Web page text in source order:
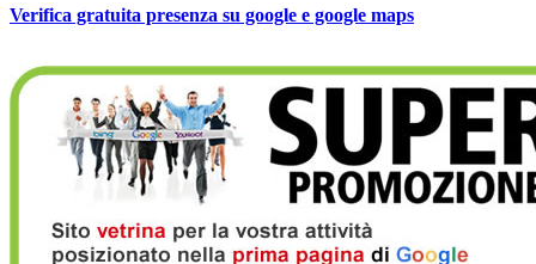
Verifica gratuita presenza su google e google maps